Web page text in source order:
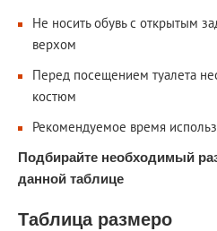
Не носить обувь с открытым
верхом
Перед посещением туалета
костюм
Рекомендуемое время
Подбирайте необходимый
данной таблице
Таблица размеро